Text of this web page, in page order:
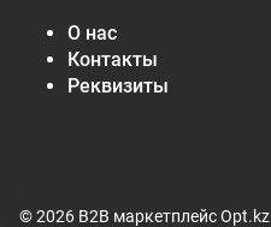
О нас
Контакты
Реквизиты
© 2026 B2B маркетплейс Opt.kz